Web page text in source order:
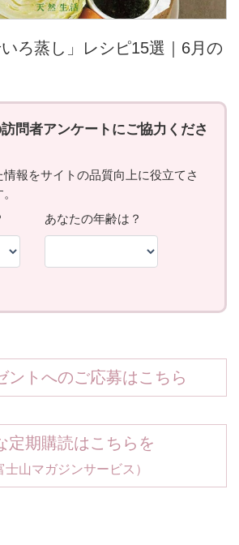
ろ蒸し」レシピ15選｜6月の
ントへのご応募はこちら
定期購読はこちらを
山マガジンサービス）